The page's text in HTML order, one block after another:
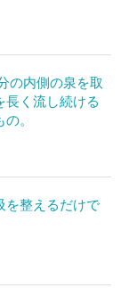
の内側の泉を取
長く流し続ける
。
を整えるだけで